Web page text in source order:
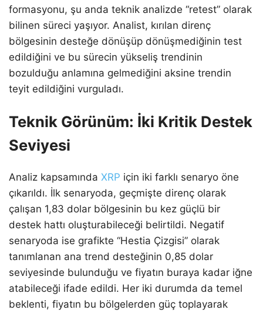
formasyonu, şu anda teknik analizde “retest” olarak
bilinen süreci yaşıyor. Analist, kırılan direnç
bölgesinin desteğe dönüşüp dönüşmediğinin test
edildiğini ve bu sürecin yükseliş trendinin
bozulduğu anlamına gelmediğini aksine trendin
teyit edildiğini vurguladı.
Teknik Görünüm: İki Kritik Destek
Seviyesi
Analiz kapsamında XRP için iki farklı senaryo öne
çıkarıldı. İlk senaryoda, geçmişte direnç olarak
çalışan 1,83 dolar bölgesinin bu kez güçlü bir
destek hattı oluşturabileceği belirtildi. Negatif
senaryoda ise grafikte “Hestia Çizgisi” olarak
tanımlanan ana trend desteğinin 0,85 dolar
seviyesinde bulunduğu ve fiyatın buraya kadar iğne
atabileceği ifade edildi. Her iki durumda da temel
beklenti, fiyatın bu bölgelerden güç toplayarak